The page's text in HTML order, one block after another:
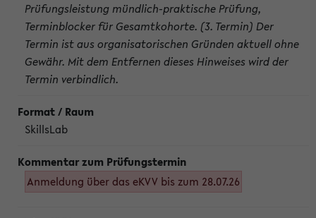
Prüfungsleistung mündlich-praktische Prüfung,
Terminblocker für Gesamtkohorte. (3. Termin) Der
Termin ist aus organisatorischen Gründen aktuell ohne
Gewähr. Mit dem Entfernen dieses Hinweises wird der
Termin verbindlich.
SkillsLab
Anmeldung über das eKVV bis zum 28.07.26